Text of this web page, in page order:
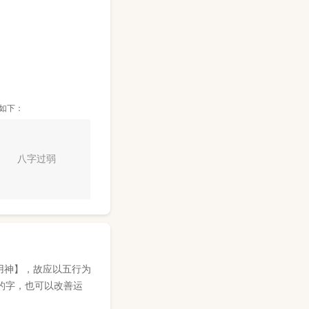
下：
八字过弱
神】，故应以五行为
字，也可以改善运